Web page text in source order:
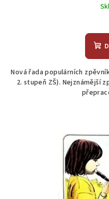
Nová řada populárních
2. stupeň ZŠ). Nejznámější